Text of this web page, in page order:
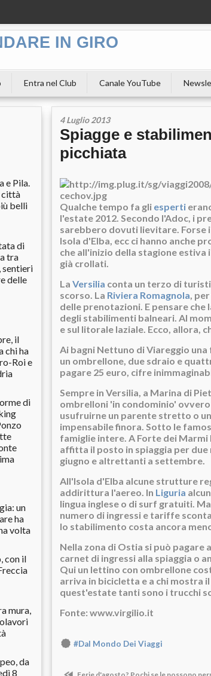
IN GIRO
Entra nel Club Canale YouTube
e Pila.
città
belli
di
tra
sentieri
delle
il
chi ha
Roi e
di
un
ha
volta
con il
mura,
da
8
4 Luglio 2013
Spiagge e
picchiata
Qualche tempo fa gli esperti
l'estate 2012. Secondo l'Adoc, i
sarebbero dovuti lievitare. Forse
Isola d'Elba, ecc ci hanno anche
che all'inizio della stagione
già crollati.
La Versilia conta un terzo di
scorso. La Riviera Romagnola,
delle prenotazioni. E pensare
degli stabilimenti balneari. Al
e sul litorale laziale. Ecco, allora,
Ai bagni Nettuno di Viareggio
un ombrellone, due sdraio e
pagare 25 euro, cifre
Sempre in Versilia, a Marina di
ombrelloni 'in condominio'
usufruirne un parente stretto o
impensabile finora. Sotto le
famiglie intere. A Forte dei
affitta il posto in spiaggia per due
giugno e altrettanti a settembre.
All'Isola d'Elba alcune strutture
addirittura l'aereo. In Liguria
lingua inglese o di surf gratuiti.
numero di ingressi e tariffe
lo stabilimento costa ancora
Nella zona di Ostia si può pagare
carnet di ingressi alla spiaggia o
Qui un lettino con ombrellone
arriva in bicicletta e a chi mostra
quest'estate tanti sono i trucchi
Fonte: www.virgilio.it
#Dal Mondo Dei Viaggi